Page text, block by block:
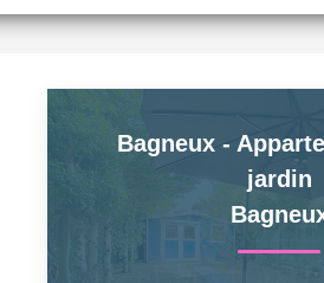
Bagneux -
jardin